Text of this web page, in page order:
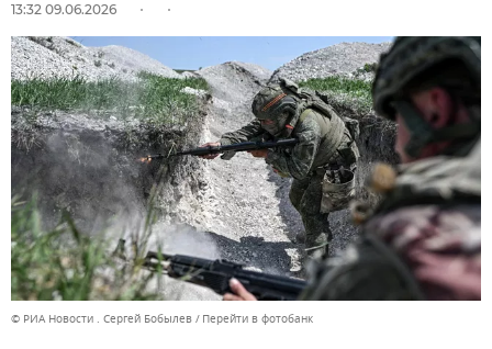
13:32 09.06.2026
© РИА Новости . Сергей Бобылев Перейти в фотобанк